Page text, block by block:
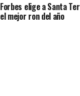
Forbes elige a Santa
el mejor ron del año